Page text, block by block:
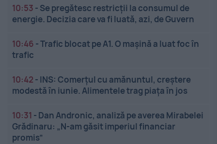
10:53 - Se pregătesc restricții la consumul de
energie. Decizia care va fi luată, azi, de Guvern
10:46 -Trafic blocat pe A1. O mașină a luat foc în
trafic
10:42 - INS: Comerțul cu amănuntul, creștere
modestă în iunie. Alimentele trag piața în jos
10:31 - Dan Andronic, analiză pe averea Mirabelei
Grădinaru: „N-am găsit imperiul financiar
promis”